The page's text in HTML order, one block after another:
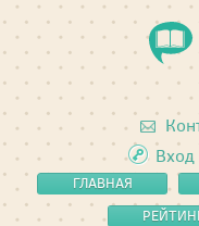
Вход
ГЛАВНАЯ